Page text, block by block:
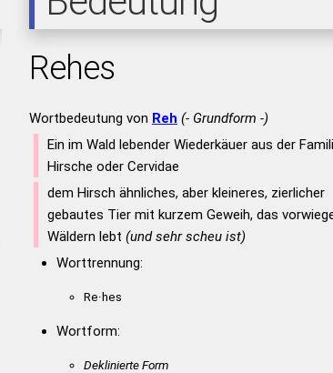
Rehes
Wortbedeutung von Reh (- Grundform -)
Ein im Wald lebender Wiederkäuer aus der
Hirsche oder Cervidae
dem Hirsch ähnliches, aber kleineres, zierlicher
gebautes Tier mit kurzem Geweih, das
Wäldern lebt (und sehr scheu ist)
Worttrennung:
Re·hes
Wortform:
Deklinierte Form